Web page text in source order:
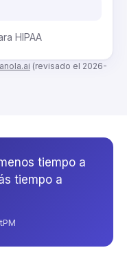
HIPAA
(revisado el 2026-
tiempo a
tiempo a